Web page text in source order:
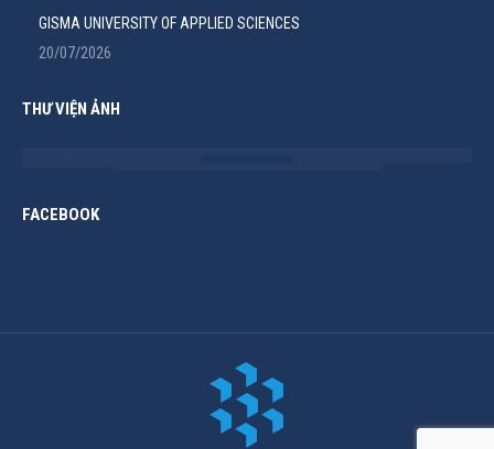
GISMA UNIVERSITY OF APPLIED SCIENCES
20/07/2026
THƯ VIỆN ẢNH
FACEBOOK